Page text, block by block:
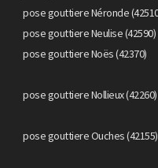
pose gouttiere Néronde
pose gouttiere Neulise (42590)
pose gouttiere Noës (42370)
pose gouttiere Nollieux (42260)
pose gouttiere Ouches (42155)